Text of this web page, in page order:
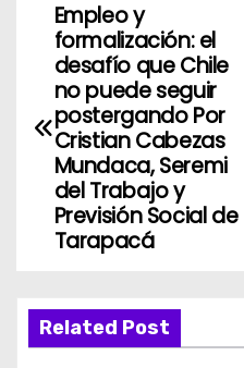
N
v
c
i
Empleo y
formalización: el
desafío que Chile
no puede seguir
postergando Por
Cristian Cabezas
Mundaca, Seremi
del Trabajo y
Previsión Social de
Tarapacá
Related Post